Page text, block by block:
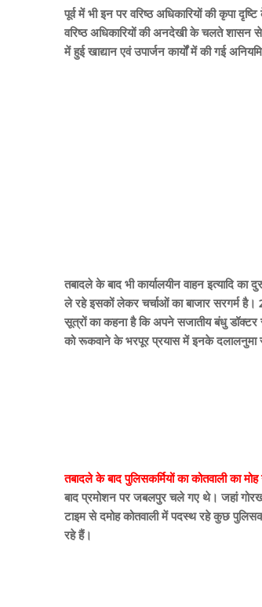
पूर्व में भी इन पर वरिष्ठ अधिकारियों की कृपा
वरिष्ठ अधिकारियों की अनदेखी के चलते शासन
में हुई खाद्यान एवं उपार्जन कार्यों में की गई
तबादले के बाद भी कार्यालयीन वाहन इत्यादि
ले रहे इसकों लेकर चर्चाओं का बाजार सरगर्म है।
सूत्रों का कहना है कि अपने सजातीय बंधु
को रूकवाने के भरपूर प्रयास में इनके दलालनुमा
तबादले के बाद पुलिसकर्मियों का कोतवाली का
बाद प्रमोशन पर जबलपुर चले गए थे। जहां
टाइम से दमोह कोतवाली में पदस्थ रहे कुछ
रहे हैं।